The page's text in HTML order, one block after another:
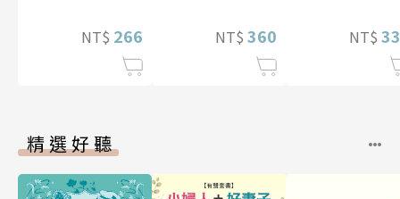
NT$ 266 NT$ 360 NT$
精選好聽